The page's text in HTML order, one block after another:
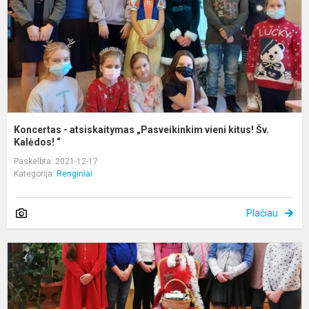
Koncertas - atsiskaitymas „Pasveikinkim vieni kitus! Šv.
Kalėdos! “
Paskelbta: 2021-12-17
Kategorija: Renginiai
Plačiau